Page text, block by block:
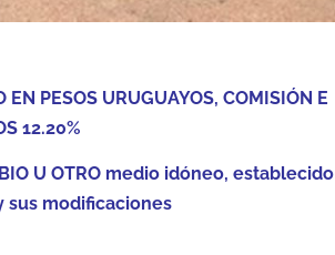
PESOS URUGUAYOS, COMISIÓN E
12.20%
U OTRO medio idóneo, establecido
sus modificaciones